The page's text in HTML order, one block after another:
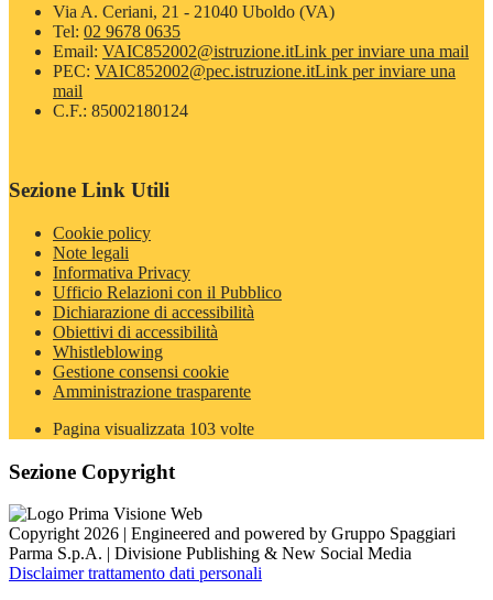
Via A. Ceriani, 21 - 21040 Uboldo (VA)
Tel: 02 9678 0635
Email: VAIC852002@istruzione.itLink per inviare una mail
PEC: VAIC852002@pec.istruzione.itLink per inviare una
mail
C.F.: 85002180124
Sezione Link Utili
Cookie policy
Note legali
Informativa Privacy
Ufficio Relazioni con il Pubblico
Dichiarazione di accessibilità
Obiettivi di accessibilità
Whistleblowing
Gestione consensi cookie
Amministrazione trasparente
Pagina visualizzata 103 volte
Sezione Copyright
Copyright 2026 | Engineered and powered by Gruppo Spaggiari
Parma S.p.A. | Divisione Publishing & New Social Media
Disclaimer trattamento dati personali